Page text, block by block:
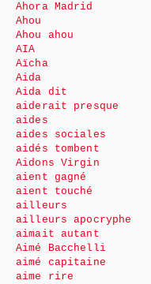
Ahora Madrid
Ahou
Ahou ahou
AIA
Aïcha
Aida
Aida dit
aiderait presque
aides
aides sociales
aidés tombent
Aidons Virgin
aient gagné
aient touché
ailleurs
ailleurs apocryphe
aimait autant
Aimé Bacchelli
aimé capitaine
aime rire